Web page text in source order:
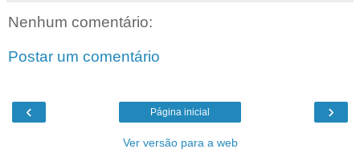
Nenhum comentário:
Postar um comentário
‹ ›
Página inicial
Ver versão para a web